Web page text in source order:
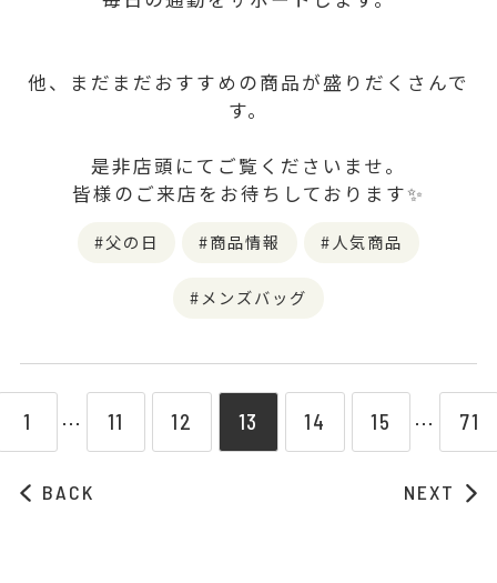
他、まだまだおすすめの商品が盛りだくさんで
す。
是非店頭にてご覧くださいませ。
皆様のご来店をお待ちしております✨
父の日 商品情報 人気商品
メンズバッグ
BACK
1 ⋯ 11 12 13 14 15 ⋯ 71
NEXT